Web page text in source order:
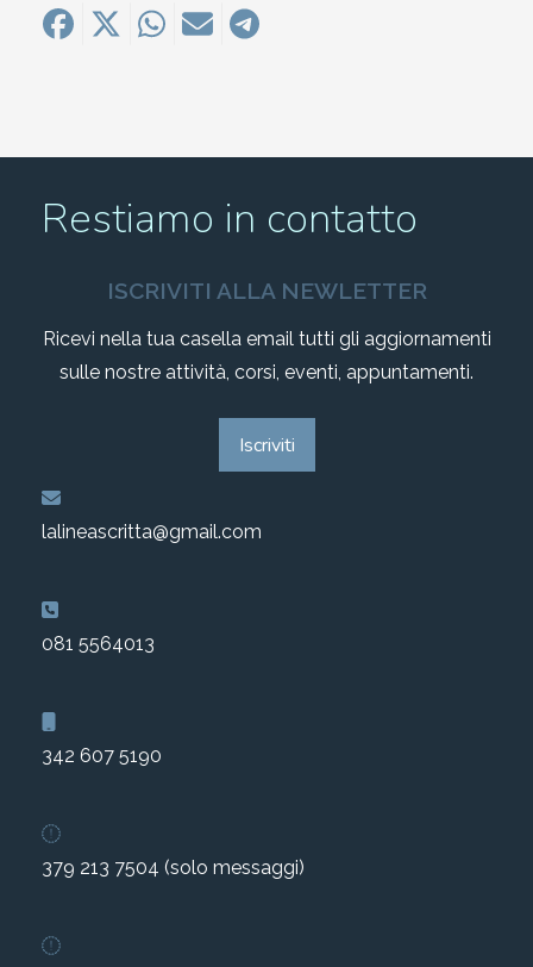
Restiamo in contatto
ISCRIVITI ALLA NEWLETTER
Ricevi nella tua casella email tutti gli aggiornamenti
sulle nostre attività, corsi, eventi, appuntamenti.
Iscriviti
lalineascritta@gmail.com
081 5564013
342 607 5190
379 213 7504 (solo messaggi)